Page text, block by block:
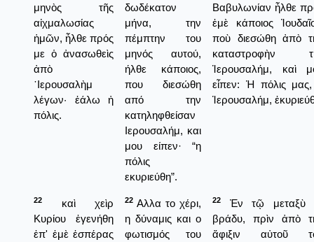
μηνὸς τῆς
αἰχμαλωσίας
ἡμῶν, ἦλθε πρός
με ὁ ἀνασωθεὶς
ἀπὸ
῾Ιερουσαλὴμ
λέγων· ἑάλω ἡ
πόλις.
δωδέκατον
μήνα, την
πέμπτην του
μηνός αυτού,
ήλθε κάποιος,
που διεσώθη
από την
κατηληφθείσαν
Ιερουσαλήμ, και
μου είπεν· “η
πόλις
εκυριεύθη”.
Βαβυλωνίαν ἦλθε
ἐμὲ κάποιος
ποὺ διεσώθη ἀπὸ
καταστροφὴν
Ἱερουσαλήμ, καὶ
εἶπεν: Ἡ πόλις
Ἱερουσαλήμ,
22
καὶ χεὶρ
Κυρίου ἐγενήθη
ἐπ' ἐμὲ ἑσπέρας
22 Αλλα το χέρι,
η δύναμις και ο
φωτισμός του
22
Ἐν τῷ μεταξὺ
βράδυ, πρὶν ἀπὸ
ἄφιξιν αὐτοῦ